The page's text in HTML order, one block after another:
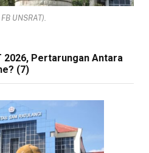
UNSRAT).
2026, Pertarungan Antara
(7)